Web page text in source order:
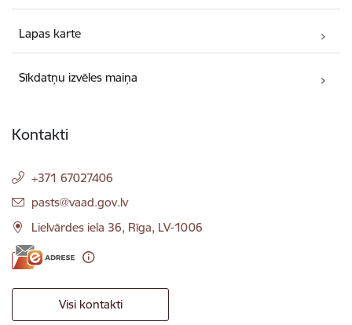
Lapas karte
Sīkdatņu izvēles maiņa
Kontakti
+371 67027406
E-pasts:
pasts@vaad.gov.lv
Lielvārdes iela 36, Rīga, LV-1006
Visi kontakti